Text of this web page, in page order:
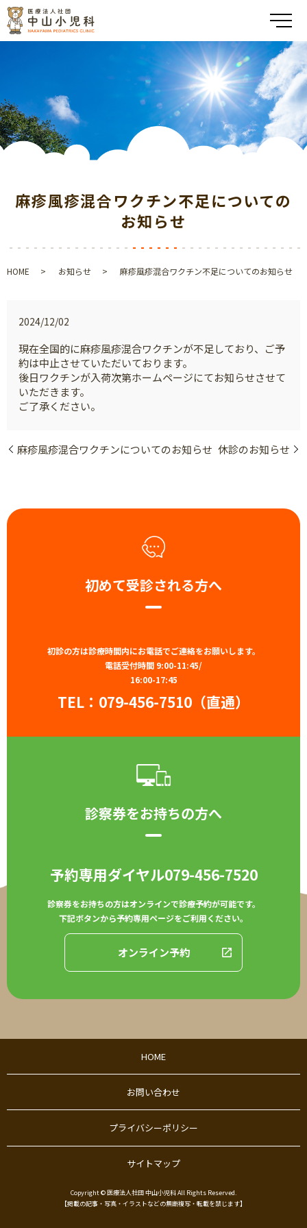
メ
麻疹風疹混合ワクチン不足についての
お知らせ
HOME お知らせ 麻疹風疹混合ワクチン不足についてのお知らせ
2024/12/02
現在全国的に麻疹風疹混合ワクチンが不足しており、ご予
約は中止させていただいております。
後日ワクチンが入荷次第ホームページにてお知らせさせて
いただきます。
ご了承ください。
麻疹風疹混合ワクチンについてのお知らせ 休診のお知らせ
初めて受診される方へ
初診の方は診療時間内にお電話でご連絡をお願いします。
電話受付時間 9:00-11:45/
16:00-17:45
TEL： 079-456-7510（直通）
診察券をお持ちの方へ
予約専用ダイヤル079-456-7520
診察券をお持ちの方はオンラインで診療予約が可能です。
下記ボタンから予約専用ページをご利用ください。
オンライン予約
HOME
お問い合わせ
プライバシーポリシー
サイトマップ
Copyright © 医療法人社団 中山小児科 All Rights Reserved.
【掲載の記事・写真・イラストなどの無断複写・転載を禁じます】